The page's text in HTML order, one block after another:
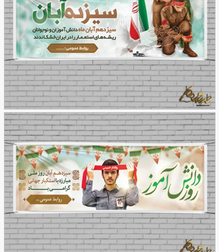
طرح بنر 13 آبان، روز دانش آموز
132